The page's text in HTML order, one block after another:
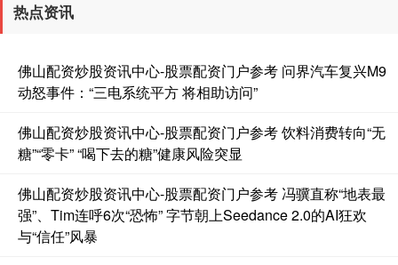
热点资讯
佛山配资炒股资讯中心-股票配资门户参考 问界汽车复兴M9
动怒事件：“三电系统平方 将相助访问”
佛山配资炒股资讯中心-股票配资门户参考 饮料消费转向“无
糖”“零卡” “喝下去的糖”健康风险突显
佛山配资炒股资讯中心-股票配资门户参考 冯骥直称“地表最
强”、Tim连呼6次“恐怖” 字节朝上Seedance 2.0的AI狂欢
与“信任”风暴